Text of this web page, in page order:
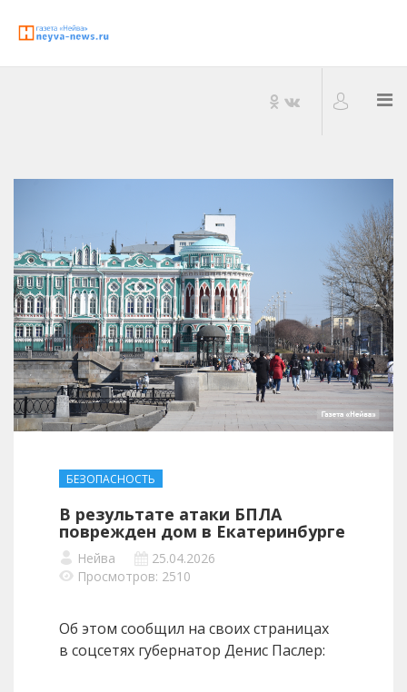
БЕЗОПАСНОСТЬ
В результате атаки БПЛА
поврежден дом в Екатеринбурге
Нейва
25.04.2026
Просмотров: 2510
Об этом сообщил на своих страницах
в соцсетях губернатор Денис Паслер: